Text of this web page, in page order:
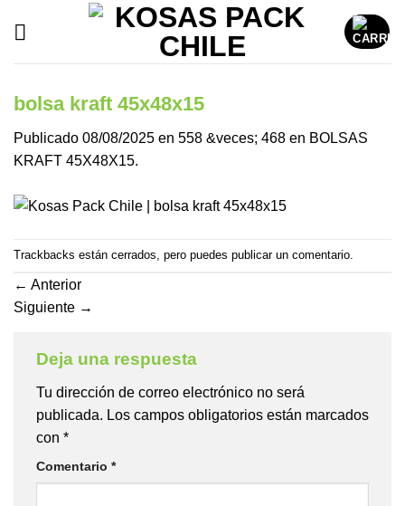
bolsa kraft 45x48x15
Publicado 08/08/2025 en 558 &veces; 468 en BOLSAS
KRAFT 45X48X15.
Trackbacks están cerrados, pero puedes publicar un comentario
← Anterior
Siguiente →
Deja una respuesta
Tu dirección de correo electrónico no será
publicada. Los campos obligatorios están marcados
con *
Comentario *